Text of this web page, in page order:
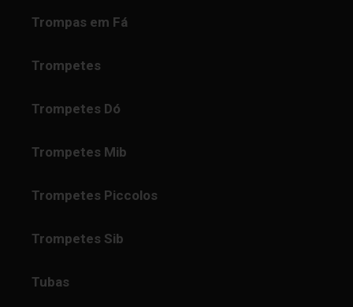
Trompas em Fá
Trompetes
Trompetes Dó
Trompetes Mib
Trompetes Piccolos
Trompetes Sib
Tubas